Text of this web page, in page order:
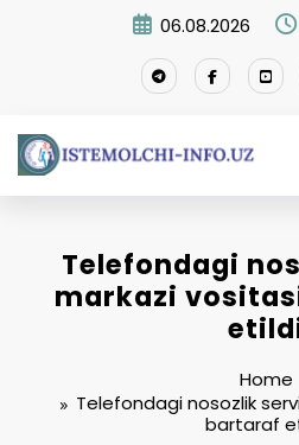
06.08.2026
Telefondagi
markazi
Home
Telefondagi nosozlik
bartaraf